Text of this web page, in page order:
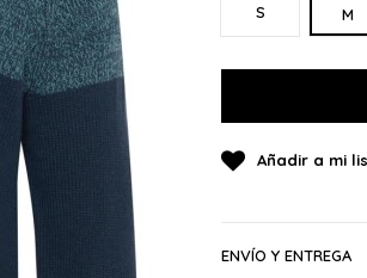
S M
ENVÍO Y ENTREGA